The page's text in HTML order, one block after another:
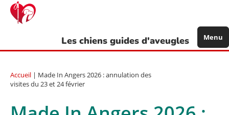
Aller
contenu
Les chiens guides d'aveugles Menu
Accueil | Made In Angers 2026 : annulation des
visites du 23 et 24 février